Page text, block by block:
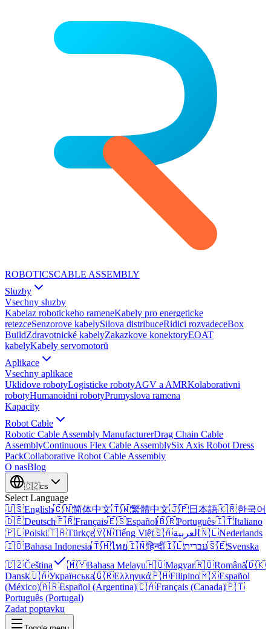
ROBOTICSCABLE ASSEMBLY
Sluzby
Vsechny sluzby
Kabelaz robotickeho rameneKabely pro energeticke
retezceSenzorove kabelySilova distribuceRidici rozvadeceBox
BuildZdravotnické kabelyZakazkove konektoryEOAT
kabelyKabely servomotorů
Aplikace
Vsechny aplikace
Uklidove robotyLogisticke robotyAGV a AMRKolaborativni
robotyHumanoidni robotyPrumyslova ramena
Kapacity
Robot Cable
Robotic Cable Assembly ManufacturerDrag Chain Cable
AssemblyContinuous Flex Cable AssemblySix Axis Robot Dress
PackCollaborative Robot Cable Assembly
O nasBlog
🇨🇿cs
Select Language
🇺🇸English🇨🇳简体中文🇹🇼繁體中文🇯🇵日本語🇰🇷한국어
🇩🇪Deutsch🇫🇷Français🇪🇸Español🇧🇷Português🇮🇹Italiano
🇵🇱Polski🇹🇷Türkçe🇻🇳Tiếng Việt🇸🇦العربية 🇳🇱Nederlands
🇮🇩Bahasa Indonesia🇹🇭ไทย🇮🇳हिन्दी🇮🇱עברית🇸🇪Svenska
🇨🇿Čeština 🇲🇾Bahasa Melayu🇭🇺Magyar🇷🇴Română🇩🇰
Dansk🇺🇦Українська🇬🇷Ελληνικά🇵🇭Filipino🇲🇽Español
(México)🇦🇷Español (Argentina)🇨🇦Français (Canada)🇵🇹
Português (Portugal)
Zadat poptavku